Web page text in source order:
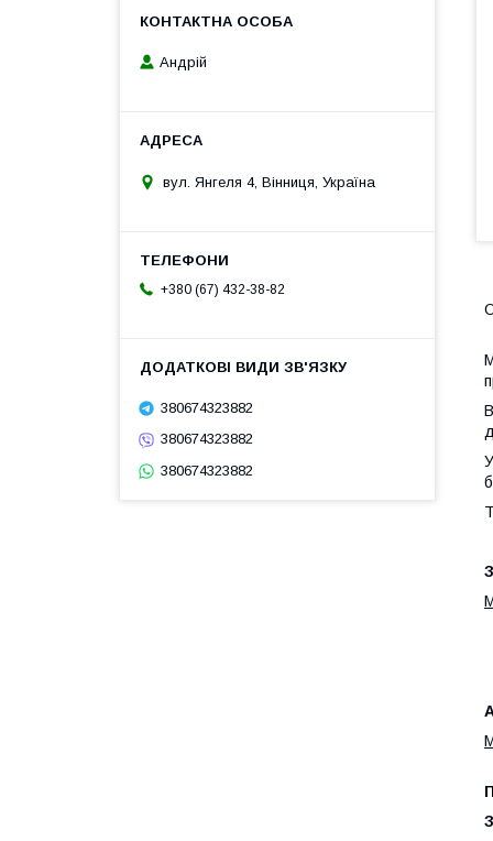
Андрій
вул. Янгеля 4, Вінниця, Україна
+380 (67) 432-38-82
380674323882
380674323882
380674323882